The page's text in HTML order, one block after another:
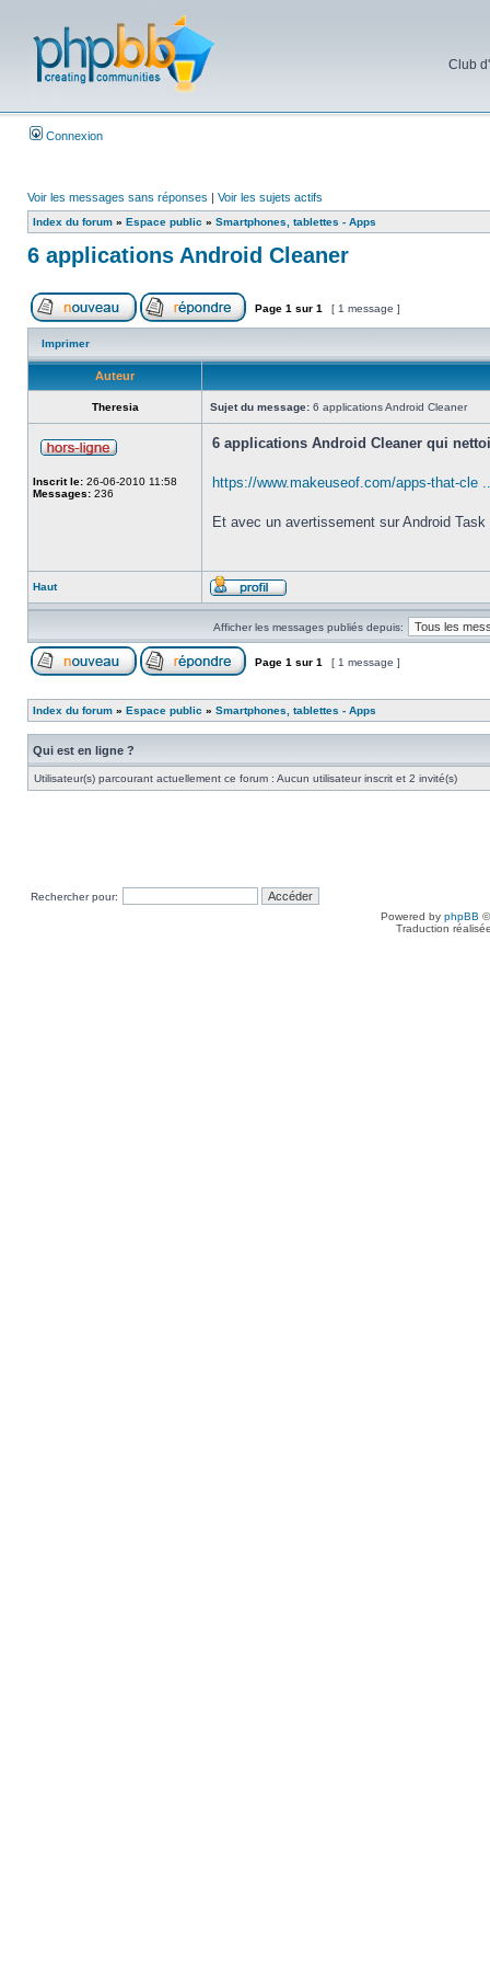
Club
Connexion
Voir les messages sans réponses | Voir les sujets actifs
Index du forum » Espace public » Smartphones, tablettes - Apps
6 applications Android Cleaner
Page 1 sur 1 [ 1 message ]
Imprimer
Auteur
Theresia Sujet du message: 6 applications Android Cleaner
Inscrit le: 26-06-2010 11:58
Messages: 236
6 applications Android Cleaner qui
https://www.makeuseof.com/apps-that-cle
Et avec un avertissement sur Android Task
Haut
Afficher les messages publiés depuis:
Page 1 sur 1 [ 1 message ]
Index du forum » Espace public » Smartphones, tablettes - Apps
Qui est en ligne ?
Utilisateur(s) parcourant actuellement ce forum : Aucun utilisateur inscrit et 2 invité(s)
Rechercher pour:
Powered by phpBB
Traduction